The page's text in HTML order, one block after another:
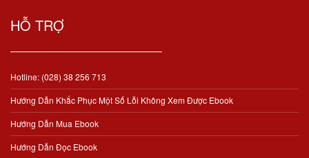
HỖ TRỢ
Hotline: (028) 38 256 713
Hướng Dẫn Khắc Phục Một Số Lỗi Không Xem Được Ebook
Hướng Dẫn Mua Ebook
Hướng Dẫn Đọc Ebook